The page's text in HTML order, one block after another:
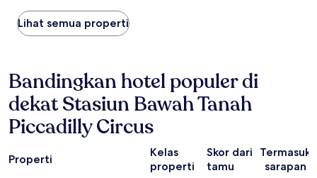
yang
ditemukan
dalam
terakhir
berdasarkan
pencarian
1
malam
tamu
Lihat semua properti
Bandingkan hotel populer di
dekat Stasiun Bawah Tanah
Piccadilly Circus
Properti
Kelas
properti
Skor dari
tamu
Termasuk
sarapan